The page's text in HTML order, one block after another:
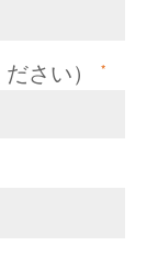
さい） *